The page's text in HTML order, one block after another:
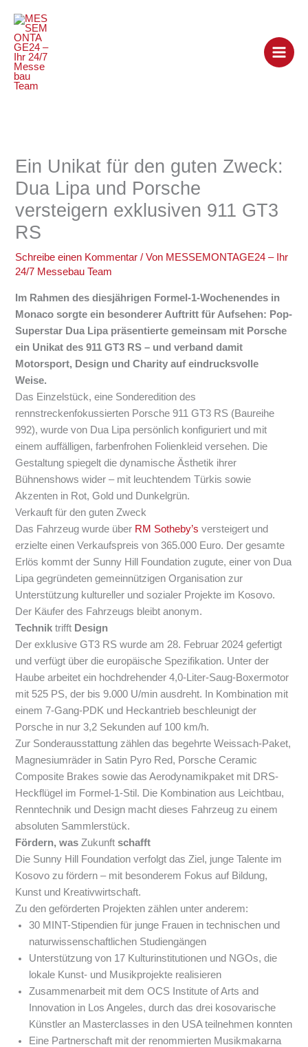
Inhalt
springen
Ein Unikat für den guten Zweck:
Dua Lipa und Porsche
versteigern exklusiven 911 GT3
RS
Schreibe einen Kommentar / Von MESSEMONTAGE24 – Ihr
24/7 Messebau Team
Im Rahmen des diesjährigen Formel-1-Wochenendes in
Monaco sorgte ein besonderer Auftritt für Aufsehen: Pop-
Superstar Dua Lipa präsentierte gemeinsam mit Porsche
ein Unikat des 911 GT3 RS – und verband damit
Motorsport, Design und Charity auf eindrucksvolle
Weise.
Das Einzelstück, eine Sonderedition des
rennstreckenfokussierten Porsche 911 GT3 RS (Baureihe
992), wurde von Dua Lipa persönlich konfiguriert und mit
einem auffälligen, farbenfrohen Folienkleid versehen. Die
Gestaltung spiegelt die dynamische Ästhetik ihrer
Bühnenshows wider – mit leuchtendem Türkis sowie
Akzenten in Rot, Gold und Dunkelgrün.
Verkauft für den guten Zweck
Das Fahrzeug wurde über RM Sotheby’s versteigert und
erzielte einen Verkaufspreis von 365.000 Euro. Der gesamte
Erlös kommt der Sunny Hill Foundation zugute, einer von Dua
Lipa gegründeten gemeinnützigen Organisation zur
Unterstützung kultureller und sozialer Projekte im Kosovo.
Der Käufer des Fahrzeugs bleibt anonym.
Technik trifft Design
Der exklusive GT3 RS wurde am 28. Februar 2024 gefertigt
und verfügt über die europäische Spezifikation. Unter der
Haube arbeitet ein hochdrehender 4,0-Liter-Saug-Boxermotor
mit 525 PS, der bis 9.000 U/min ausdreht. In Kombination mit
einem 7-Gang-PDK und Heckantrieb beschleunigt der
Porsche in nur 3,2 Sekunden auf 100 km/h.
Zur Sonderausstattung zählen das begehrte Weissach-Paket,
Magnesiumräder in Satin Pyro Red, Porsche Ceramic
Composite Brakes sowie das Aerodynamikpaket mit DRS-
Heckflügel im Formel-1-Stil. Die Kombination aus Leichtbau,
Renntechnik und Design macht dieses Fahrzeug zu einem
absoluten Sammlerstück.
Fördern, was Zukunft schafft
Die Sunny Hill Foundation verfolgt das Ziel, junge Talente im
Kosovo zu fördern – mit besonderem Fokus auf Bildung,
Kunst und Kreativwirtschaft.
Zu den geförderten Projekten zählen unter anderem:
30 MINT-Stipendien für junge Frauen in technischen und
naturwissenschaftlichen Studiengängen
Unterstützung von 17 Kulturinstitutionen und NGOs, die
lokale Kunst- und Musikprojekte realisieren
Zusammenarbeit mit dem OCS Institute of Arts and
Innovation in Los Angeles, durch das drei kosovarische
Künstler an Masterclasses in den USA teilnehmen konnten
Eine Partnerschaft mit der renommierten Musikmakarna